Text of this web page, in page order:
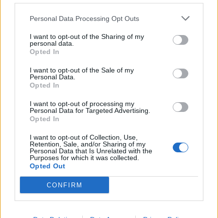
Personal Data Processing Opt Outs
I want to opt-out of the Sharing of my
personal data.
Opted In
I want to opt-out of the Sale of my
Personal Data.
Opted In
I want to opt-out of processing my
Personal Data for Targeted Advertising.
Opted In
I want to opt-out of Collection, Use,
Retention, Sale, and/or Sharing of my
Personal Data that Is Unrelated with the
Purposes for which it was collected.
Opted Out
CONFIRM
TAGS άτομα με αναπηρία γυμναστήριο ηλικιωμένοι